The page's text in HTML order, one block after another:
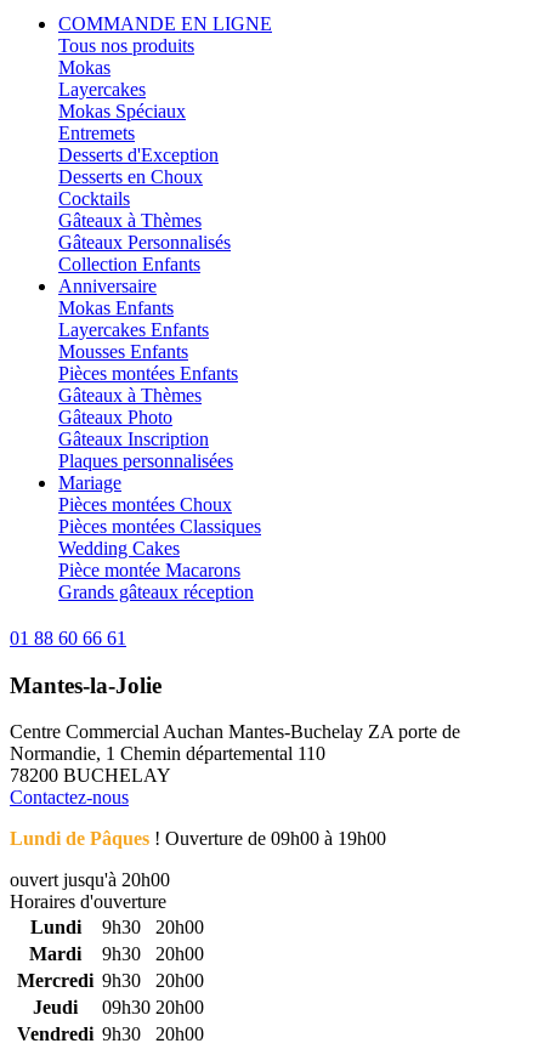
COMMANDE EN LIGNE
Tous nos produits
Mokas
Layercakes
Mokas Spéciaux
Entremets
Desserts d'Exception
Desserts en Choux
Cocktails
Gâteaux à Thèmes
Gâteaux Personnalisés
Collection Enfants
Anniversaire
Mokas Enfants
Layercakes Enfants
Mousses Enfants
Pièces montées Enfants
Gâteaux à Thèmes
Gâteaux Photo
Gâteaux Inscription
Plaques personnalisées
Mariage
Pièces montées Choux
Pièces montées Classiques
Wedding Cakes
Pièce montée Macarons
Grands gâteaux réception
01 88 60 66 61
Mantes-la-Jolie
Centre Commercial Auchan Mantes-Buchelay ZA porte de
Normandie, 1 Chemin départemental 110
78200 BUCHELAY
Contactez-nous
Lundi de Pâques ! Ouverture de 09h00 à 19h00
ouvert jusqu'à 20h00
Horaires d'ouverture
Lundi
9h30
20h00
Mardi
9h30
20h00
Mercredi 9h30
20h00
Jeudi
09h30 20h00
Vendredi 9h30
20h00